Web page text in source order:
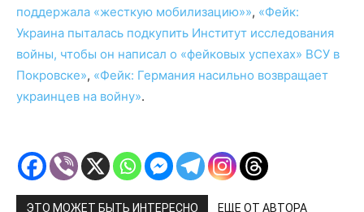
поддержала «жесткую мобилизацию»», «Фейк:
Украина пыталась подкупить Институт исследования
войны, чтобы он написал о «фейковых успехах» ВСУ в
Покровске», «Фейк: Германия насильно возвращает
украинцев на войну».
ЭТО МОЖЕТ БЫТЬ ИНТЕРЕСНО ЕЩЕ ОТ АВТОРА